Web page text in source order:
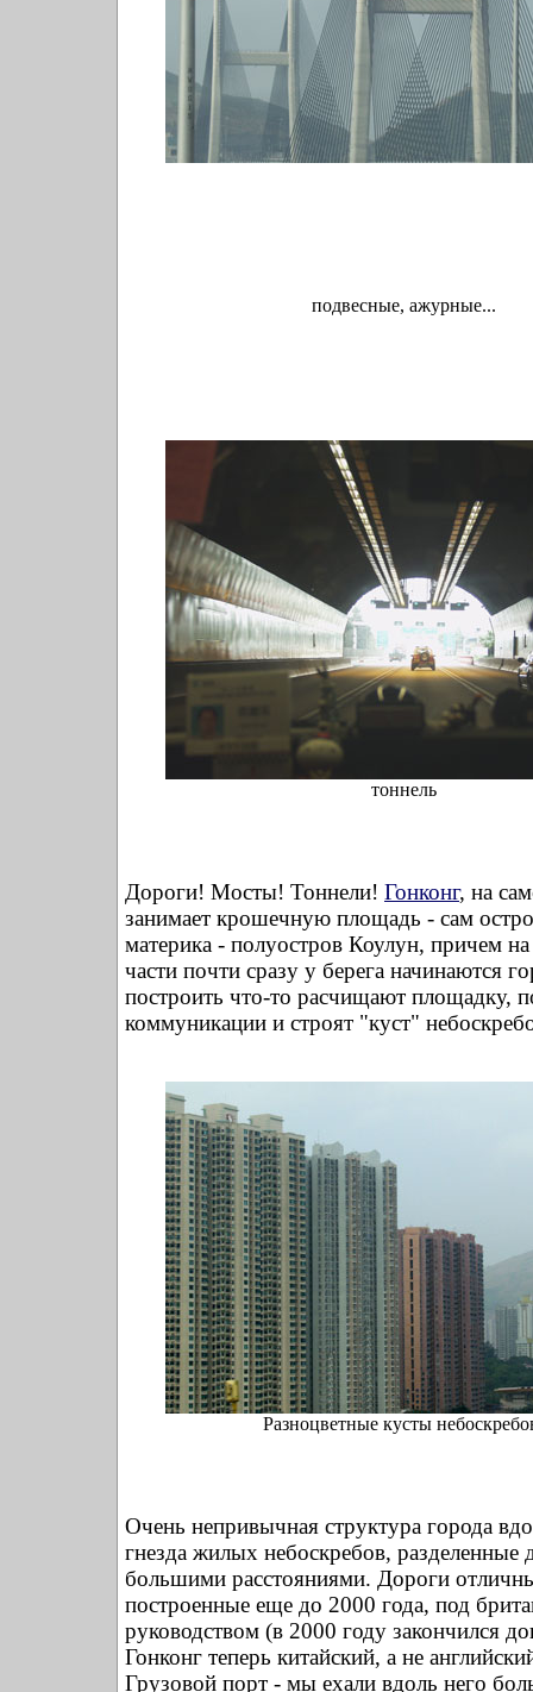
подвесные, ажурные...
тоннель
Дороги! Мосты! Тоннели! Гонконг, на
занимает крошечную площадь - сам
материка - полуостров Коулун, причем
части почти сразу у берега начинаются
построить что-то расчищают площадку,
коммуникации и строят "куст"
Разноцветные кусты
Очень непривычная структура города
гнезда жилых небоскребов, разделенные
большими расстояниями. Дороги
построенные еще до 2000 года, под
руководством (в 2000 году закончился
Гонконг теперь китайский, а не
Грузовой порт - мы ехали вдоль него